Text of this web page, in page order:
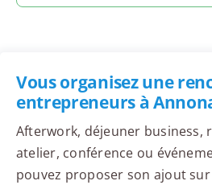
Vous organisez une
entrepreneurs à
Afterwork, déjeuner business,
atelier, conférence ou
pouvez proposer son ajout